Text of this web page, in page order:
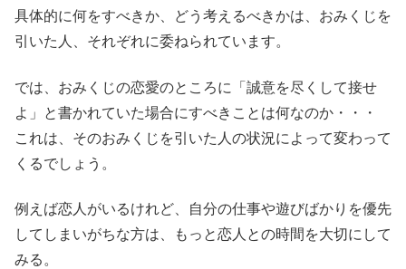
具体的に何をすべきか、どう考えるべきかは、おみくじを
引いた人、それぞれに委ねられています。
では、おみくじの恋愛のところに「誠意を尽くして接せ
よ」と書かれていた場合にすべきことは何なのか・・・
これは、そのおみくじを引いた人の状況によって変わって
くるでしょう。
例えば恋人がいるけれど、自分の仕事や遊びばかりを優先
してしまいがちな方は、もっと恋人との時間を大切にして
みる。